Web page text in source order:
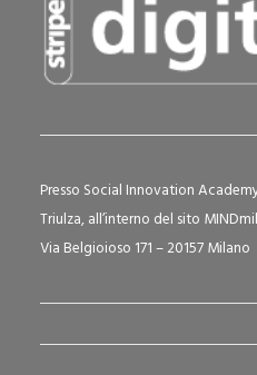
Presso Social Innovation
Triulza, all’interno del sito
Via Belgioioso 171 – 20157 Milano